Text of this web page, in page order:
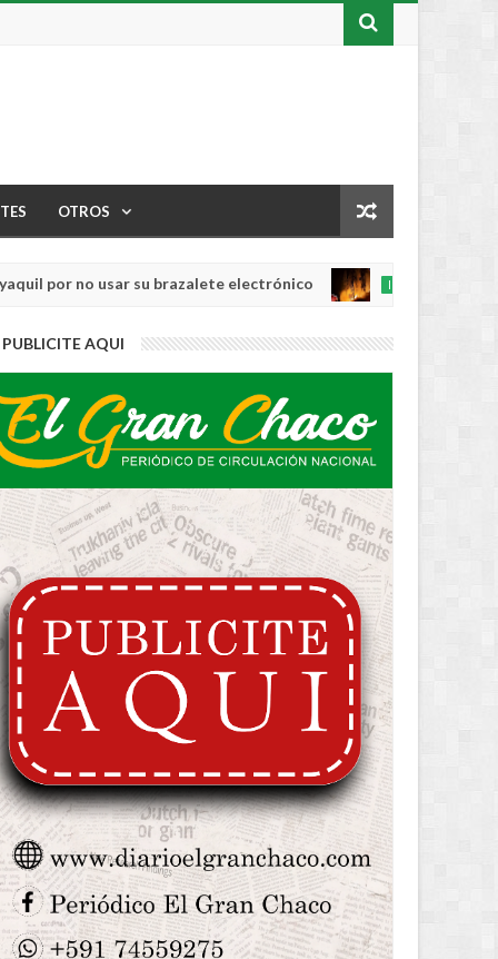
OTROS
no usar su brazalete electrónico
20260
INTERNACIONAL
PUBLICITE AQUI